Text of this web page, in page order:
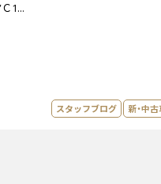
1...
スタッフブログ 新・中